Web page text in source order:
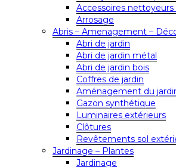
Accessoires
Arrosage
Abris – Amenagement –
Abri de jardin
Abri de jardin métal
Abri de jardin bois
Coffres de jardin
Aménagement du
Gazon synthétique
Luminaires extérieurs
Clôtures
Revêtements sol
Jardinage – Plantes
Jardinage